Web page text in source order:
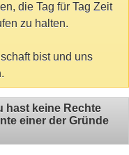
die Tag für Tag Zeit
zu halten.
bist und uns
hast keine Rechte
einer der Gründe